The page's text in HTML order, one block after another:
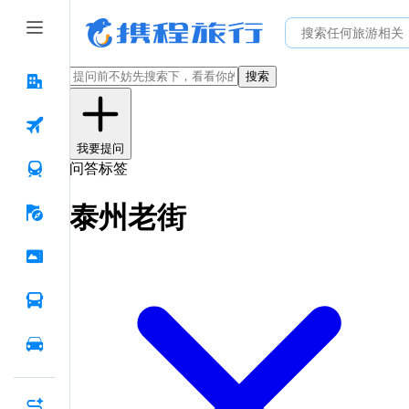
搜索
我要提问
问答标签
泰州老街